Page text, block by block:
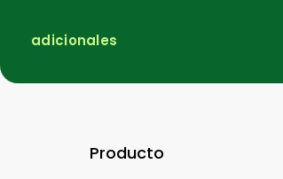
adicionales
Producto